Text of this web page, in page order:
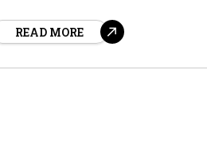
READ MORE